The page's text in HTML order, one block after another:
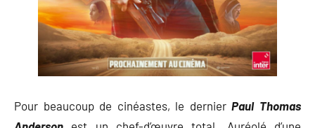
Pour beaucoup de cinéastes, le dernierPaul Thomas